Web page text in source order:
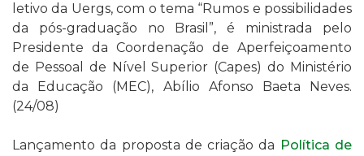
letivo da Uergs, com o tema “Rumos e possibilidades
da pós-graduação no Brasil”, é ministrada pelo
Presidente da Coordenação de Aperfeiçoamento
de Pessoal de Nível Superior (Capes) do Ministério
da Educação (MEC), Abílio Afonso Baeta Neves.
(24/08)
Lançamento da proposta de criação da Política de